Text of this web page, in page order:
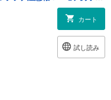
カート
試し読み